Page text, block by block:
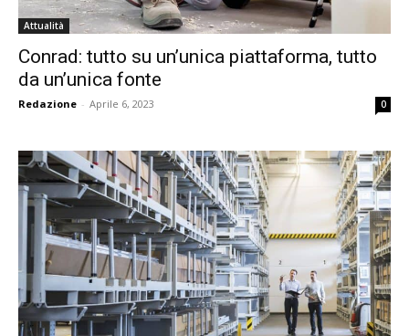
Attualità
Conrad: tutto su un’unica piattaforma, tutto
da un’unica fonte
Redazione - Aprile 6, 2023 0